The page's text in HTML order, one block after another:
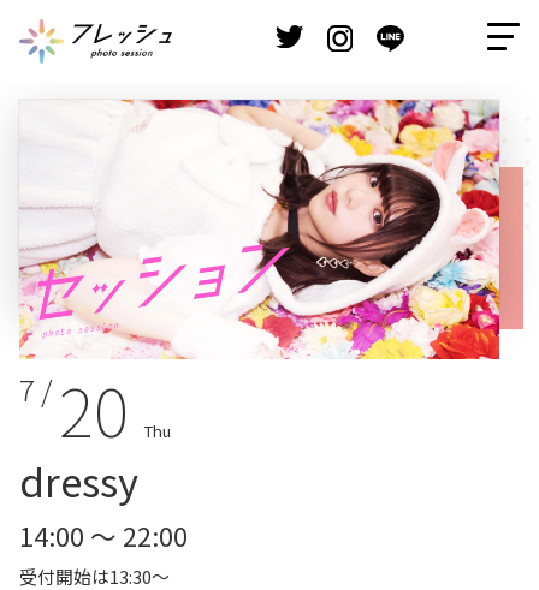
7 / 20 Thu
dressy
14:00 ～ 22:00
受付開始は13:30～